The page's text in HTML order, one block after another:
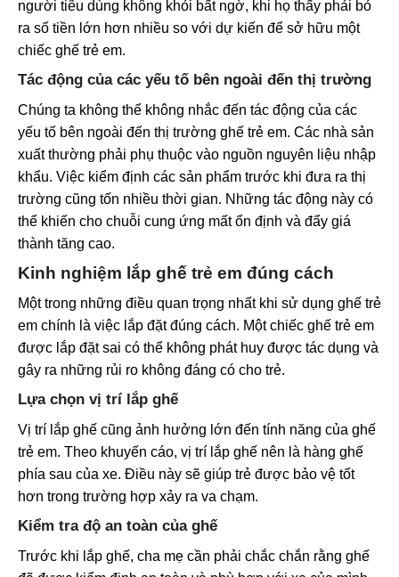
người tiêu dùng không khỏi bất ngờ, khi họ thấy phải bỏ
ra số tiền lớn hơn nhiều so với dự kiến để sở hữu một
chiếc ghế trẻ em.
Tác động của các yếu tố bên ngoài đến thị trường
Chúng ta không thể không nhắc đến tác động của các
yếu tố bên ngoài đến thị trường ghế trẻ em. Các nhà sản
xuất thường phải phụ thuộc vào nguồn nguyên liệu nhập
khẩu. Việc kiểm định các sản phẩm trước khi đưa ra thị
trường cũng tốn nhiều thời gian. Những tác động này có
thể khiến cho chuỗi cung ứng mất ổn định và đẩy giá
thành tăng cao.
Kinh nghiệm lắp ghế trẻ em đúng cách
Một trong những điều quan trọng nhất khi sử dụng ghế trẻ
em chính là việc lắp đặt đúng cách. Một chiếc ghế trẻ em
được lắp đặt sai có thể không phát huy được tác dụng và
gây ra những rủi ro không đáng có cho trẻ.
Lựa chọn vị trí lắp ghế
Vị trí lắp ghế cũng ảnh hưởng lớn đến tính năng của ghế
trẻ em. Theo khuyến cáo, vị trí lắp ghế nên là hàng ghế
phía sau của xe. Điều này sẽ giúp trẻ được bảo vệ tốt
hơn trong trường hợp xảy ra va chạm.
Kiểm tra độ an toàn của ghế
Trước khi lắp ghế, cha mẹ cần phải chắc chắn rằng ghế